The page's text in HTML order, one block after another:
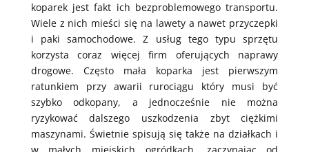
koparek jest fakt ich bezproblemowego transportu.
Wiele z nich mieści się na lawety a nawet przyczepki
i paki samochodowe. Z usług tego typu sprzętu
korzysta coraz więcej firm oferujących naprawy
drogowe. Często mała koparka jest pierwszym
ratunkiem przy awarii rurociągu który musi być
szybko odkopany, a jednocześnie nie można
ryzykować dalszego uszkodzenia zbyt ciężkimi
maszynami. Świetnie spisują się także na działkach i